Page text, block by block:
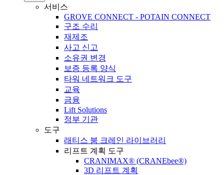
서비스
GROVE CONNECT - POTAIN CONNECT
구조 수리
재제조
사고 신고
소유권 변경
보증 등록 양식
타워 네트워크 도구
교육
금융
Lift Solutions
정부 기관
도구
래티스 붐 크레인 라이브러리
리프트 계획 도구
CRANIMAX® (CRANEbee®)
3D 리프트 계획